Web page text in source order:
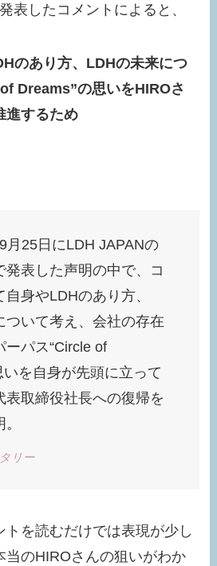
表したコメントによると、
のあり方、LDHの未来につ
Dreams”の思いをHIROさ
進するため
月25日にLDH JAPANの
発表した声明の中で、コ
自身やLDHのあり方、
ついて考え、会社の存在
ーパス“Circle of
いを自身が先頭に立って
表取締役社長への復帰を
リー
を読むだけでは表現が少し
当のHIROさんの狙いがわか